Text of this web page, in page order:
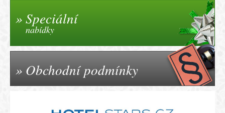
Speciální
nabídky
Obchodní podmínky